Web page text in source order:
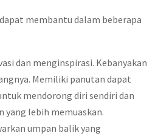
membantu dalam beberapa
dan menginspirasi. Kebanyakan
Memiliki panutan dapat
mendorong diri sendiri dan
yang lebih memuaskan.
umpan balik yang